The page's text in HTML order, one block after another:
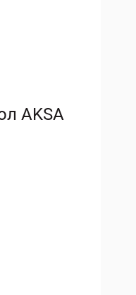
AKSA